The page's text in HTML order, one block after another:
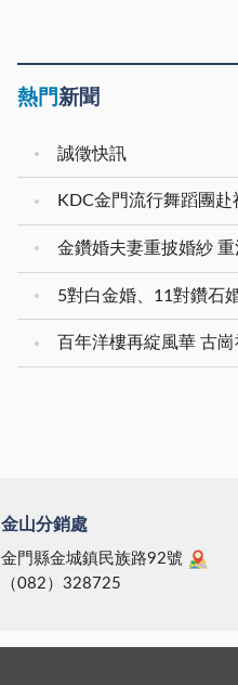
熱門新聞
誠徵快訊
KDC金門流行舞蹈團
百年洋樓再綻風華 古
金山分銷處
金門縣金城鎮民族路92號
（082）328725